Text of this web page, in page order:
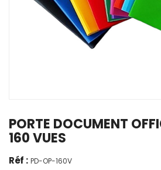
PORTE DOCUMENT
160 VUES
Réf : PD-OP-160V